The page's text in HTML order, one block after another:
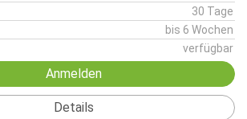
30 Tage
bis 6 Wochen
verfügbar
Anmelden
Details